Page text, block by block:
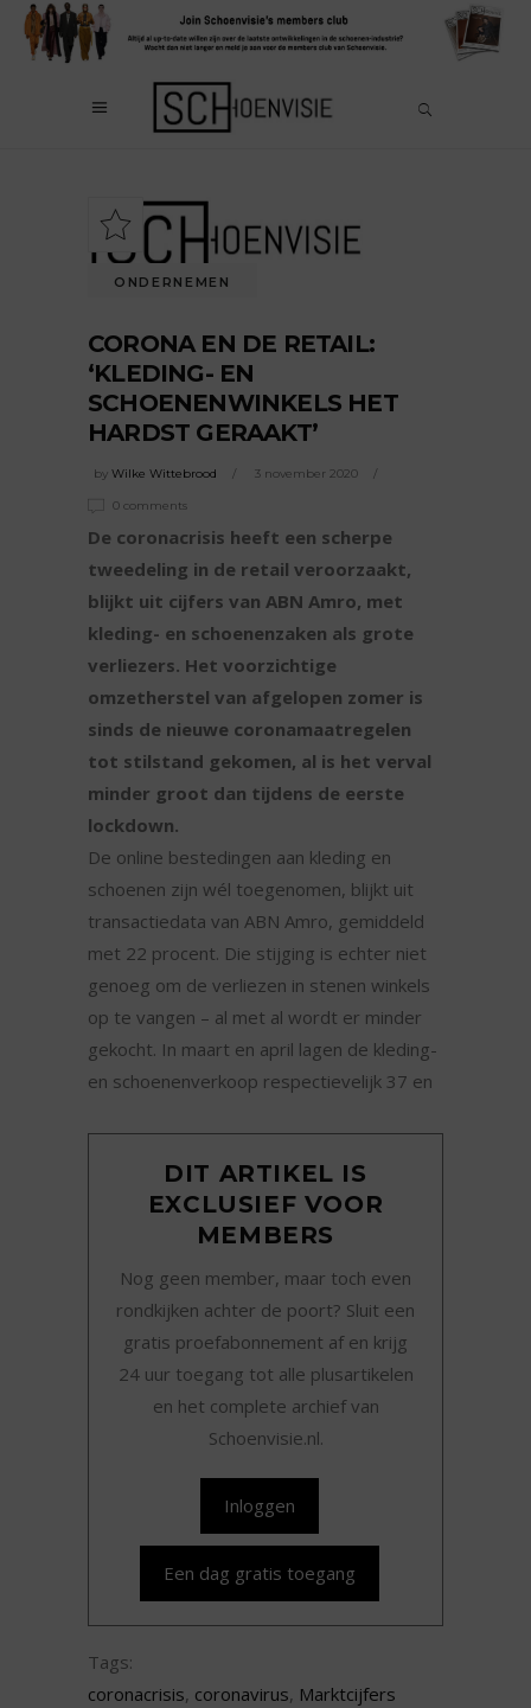
ONDERNEMEN
CORONA EN DE RETAIL:
‘KLEDING- EN
SCHOENENWINKELS HET
HARDST GERAAKT’
by Wilke Wittebrood 3 november 2020
0 comments
De coronacrisis heeft een scherpe
tweedeling in de retail veroorzaakt,
blijkt uit cijfers van ABN Amro, met
kleding- en schoenenzaken als grote
verliezers. Het voorzichtige
omzetherstel van afgelopen zomer is
sinds de nieuwe coronamaatregelen
tot stilstand gekomen, al is het verval
minder groot dan tijdens de eerste
lockdown.
De online bestedingen aan kleding en
schoenen zijn wél toegenomen, blijkt uit
transactiedata van ABN Amro, gemiddeld
met 22 procent. Die stijging is echter niet
genoeg om de verliezen in stenen winkels
op te vangen – al met al wordt er minder
gekocht. In maart en april lagen de kleding-
en schoenenverkoop respectievelijk 37 en
DIT ARTIKEL IS
EXCLUSIEF VOOR
MEMBERS
Nog geen member, maar toch even
rondkijken achter de poort? Sluit een
gratis proefabonnement af en krijg
24 uur toegang tot alle plusartikelen
en het complete archief van
Schoenvisie.nl.
Inloggen
Een dag gratis toegang
Tags:
coronacrisis, coronavirus, Marktcijfers